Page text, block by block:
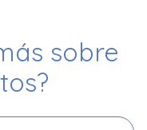
sobre